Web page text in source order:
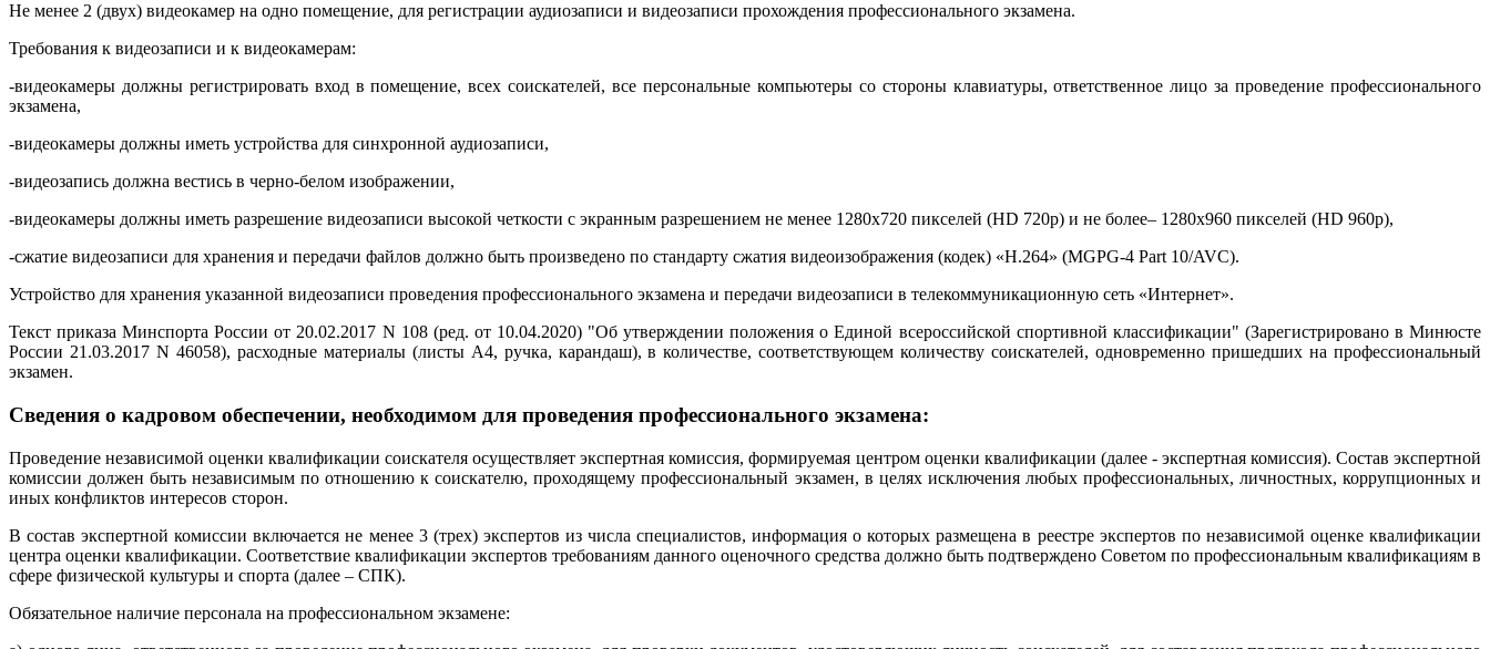
Не менее 2 (двух) видеокамер на одно помещение, для регистрации аудиозаписи и видеозаписи прохождения профессионального экзамена.
Требования к видеозаписи и к видеокамерам:
-видеокамеры должны регистрировать вход в помещение, всех соискателей, все персональные компьютеры со стороны клавиатуры, ответственное лицо за проведение профессионального
экзамена,
-видеокамеры должны иметь устройства для синхронной аудиозаписи,
-видеозапись должна вестись в черно-белом изображении,
-видеокамеры должны иметь разрешение видеозаписи высокой четкости с экранным разрешением не менее 1280х720 пикселей (HD 720p) и не более– 1280х960 пикселей (HD 960p),
-сжатие видеозаписи для хранения и передачи файлов должно быть произведено по стандарту сжатия видеоизображения (кодек) «H.264» (MGPG-4 Part 10/AVC).
Устройство для хранения указанной видеозаписи проведения профессионального экзамена и передачи видеозаписи в телекоммуникационную сеть «Интернет».
Текст приказа Минспорта России от 20.02.2017 N 108 (ред. от 10.04.2020) "Об утверждении положения о Единой всероссийской спортивной классификации" (Зарегистрировано в Минюсте
России 21.03.2017 N 46058), расходные материалы (листы А4, ручка, карандаш), в количестве, соответствующем количеству соискателей, одновременно пришедших на профессиональный
экзамен.
Сведения о кадровом обеспечении, необходимом для проведения профессионального экзамена:
Проведение независимой оценки квалификации соискателя осуществляет экспертная комиссия, формируемая центром оценки квалификации (далее - экспертная комиссия). Состав экспертной
комиссии должен быть независимым по отношению к соискателю, проходящему профессиональный экзамен, в целях исключения любых профессиональных, личностных, коррупционных и
иных конфликтов интересов сторон.
В состав экспертной комиссии включается не менее 3 (трех) экспертов из числа специалистов, информация о которых размещена в реестре экспертов по независимой оценке квалификации
центра оценки квалификации. Соответствие квалификации экспертов требованиям данного оценочного средства должно быть подтверждено Советом по профессиональным квалификациям в
сфере физической культуры и спорта (далее – СПК).
Обязательное наличие персонала на профессиональном экзамене: